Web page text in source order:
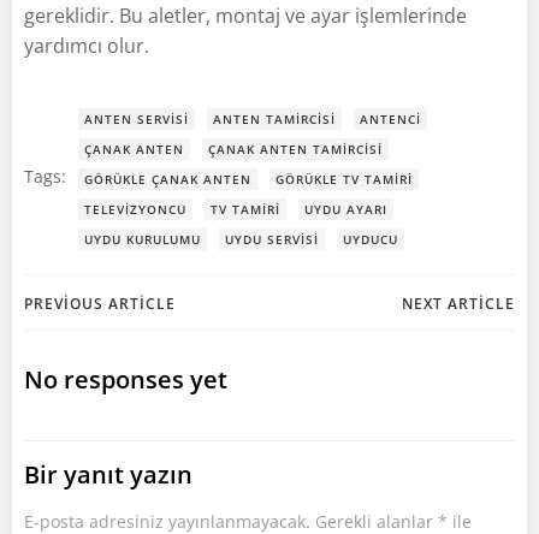
gereklidir. Bu aletler, montaj ve ayar işlemlerinde
yardımcı olur.
Tags:
ANTEN SERVISI ANTEN TAMIRCISI
ANTENCI
ÇANAK ANTEN
ÇANAK ANTEN TAMIRCISI
GÖRÜKLE ÇANAK ANTEN
GÖRÜKLE TV TAMIRI
TELEVIZYONCU
TV TAMIRI
UYDU AYARI
UYDU KURULUMU
UYDU SERVISI UYDUCU
Post
navigation
PREVIOUS ARTICLE NEXT ARTICLE
No responses yet
Bir yanıt yazın
E-posta adresiniz yayınlanmayacak. Gerekli alanlar * ile